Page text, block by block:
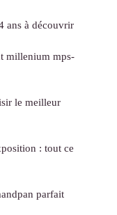
ans à découvrir
millenium mps-
le meilleur
: tout ce
parfait